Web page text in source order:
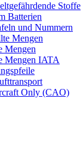
Stoffe
Batterien
und Nummern
Mengen
Mengen
Mengen IATA
Only (CAO)